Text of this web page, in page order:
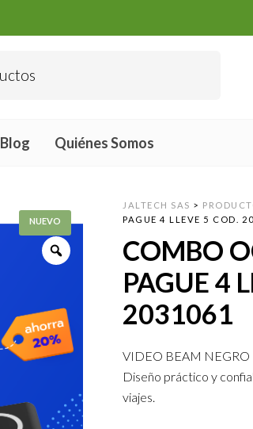
Blog Quiénes Somos
JALTECH SAS >
PAGUE 4 LLEVE 5 COD.
COMBO
PAGUE 4
2031061
VIDEO BEAM NEGRO
Diseño práctico y
viajes.